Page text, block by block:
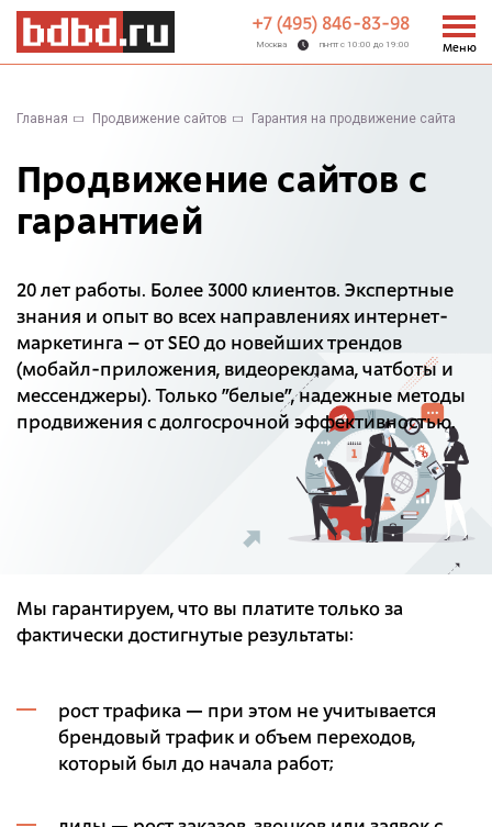
+7 (495) 846-83-98
Москва пн-пт с 10:00 до 19:00 Меню
Главная Продвижение сайтов Гарантия на продвижение сайта
Продвижение сайтов с
гарантией
20 лет работы. Более 3000 клиентов. Экспертные
знания и опыт во всех направлениях интернет-
маркетинга – от SEO до новейших трендов
(мобайл-приложения, видеореклама, чатботы и
мессенджеры). Только "белые", надежные методы
продвижения с долгосрочной эффективностью.
Мы гарантируем, что вы платите только за
фактически достигнутые результаты:
рост трафика — при этом не учитывается
брендовый трафик и объем переходов,
который был до начала работ;